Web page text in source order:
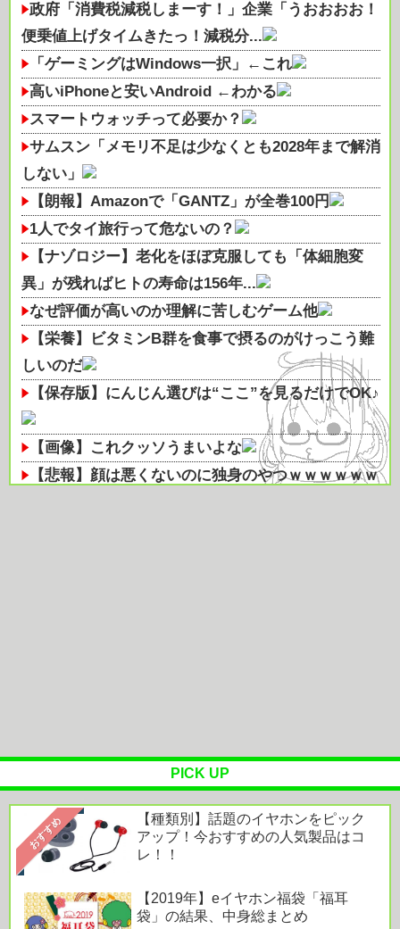
政府「消費税減税しまーす！」企業「うおおおお！
便乗値上げタイムきたっ！減税分...
「ゲーミングはWindows一択」←これ
高いiPhoneと安いAndroid ←わかる
スマートウォッチって必要か？
サムスン「メモリ不足は少なくとも2028年まで解消
しない」
【朗報】Amazonで「GANTZ」が全巻100円
1人でタイ旅行って危ないの？
【ナゾロジー】老化をほぼ克服しても「体細胞変
異」が残ればヒトの寿命は156年...
なぜ評価が高いのか理解に苦しむゲーム他
【栄養】ビタミンB群を食事で摂るのがけっこう難
しいのだ
【保存版】にんじん選びは“ここ”を見るだけでOK♪
【画像】これクッソうまいよな
【悲報】顔は悪くないのに独身のやつｗｗｗｗｗｗ
PICK UP
おすすめ
【種類別】話題のイヤホンをピック
アップ！今おすすめの人気製品はコ
レ！！
【2019年】eイヤホン福袋「福耳
袋」の結果、中身総まとめ